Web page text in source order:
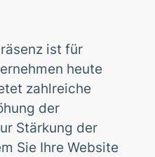
ist für
heute
zahlreiche
der
Stärkung der
Sie Ihre Website